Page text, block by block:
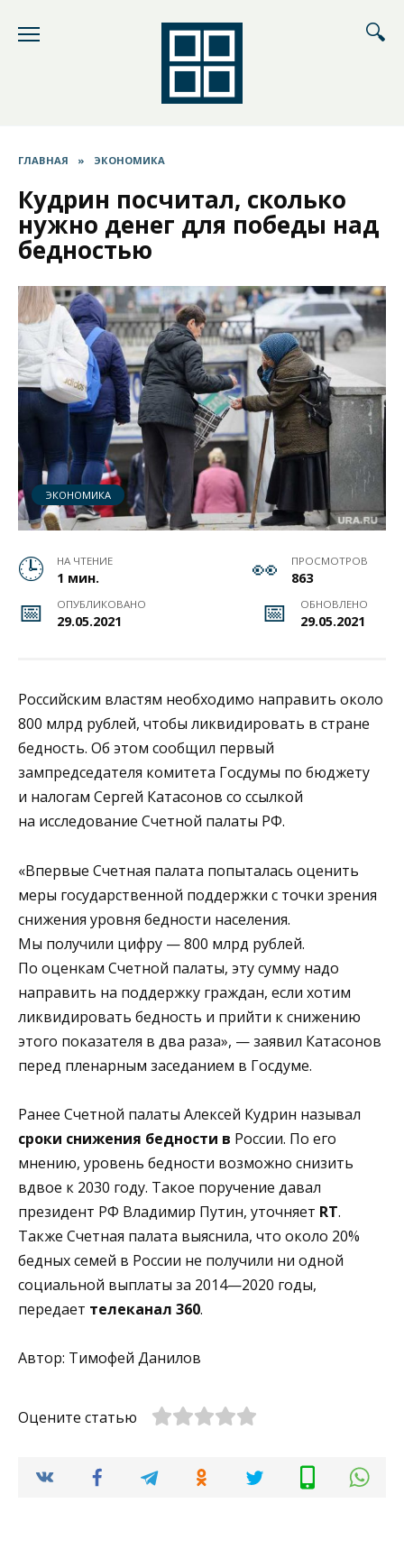
ГЛАВНАЯ » ЭКОНОМИКА
Кудрин посчитал, сколько
нужно денег для победы над
бедностью
ЭКОНОМИКА
НА ЧТЕНИЕ
1 мин.
ПРОСМОТРОВ
863
ОПУБЛИКОВАНО
29.05.2021
ОБНОВЛЕНО
29.05.2021
Российским властям необходимо направить около
800 млрд рублей, чтобы ликвидировать в стране
бедность. Об этом сообщил первый
зампредседателя комитета Госдумы по бюджету
и налогам Сергей Катасонов со ссылкой
на исследование Счетной палаты РФ.
«Впервые Счетная палата попыталась оценить
меры государственной поддержки с точки зрения
снижения уровня бедности населения.
Мы получили цифру — 800 млрд рублей.
По оценкам Счетной палаты, эту сумму надо
направить на поддержку граждан, если хотим
ликвидировать бедность и прийти к снижению
этого показателя в два раза», — заявил Катасонов
перед пленарным заседанием в Госдуме.
Ранее Счетной палаты Алексей Кудрин называл
сроки снижения бедности в России. По его
мнению, уровень бедности возможно снизить
вдвое к 2030 году. Такое поручение давал
президент РФ Владимир Путин, уточняет RT.
Также Счетная палата выяснила, что около 20%
бедных семей в России не получили ни одной
социальной выплаты за 2014—2020 годы,
передает телеканал 360.
Автор: Тимофей Данилов
Оцените статью